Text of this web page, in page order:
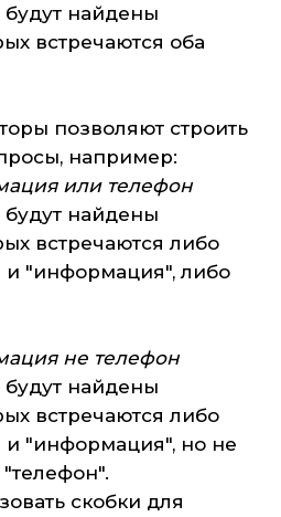
будут найдены
встречаются оба
позволяют строить
например:
или телефон
будут найдены
встречаются либо
и "информация", либо
не телефон
будут найдены
встречаются либо
и "информация", но не
"телефон".
скобки для